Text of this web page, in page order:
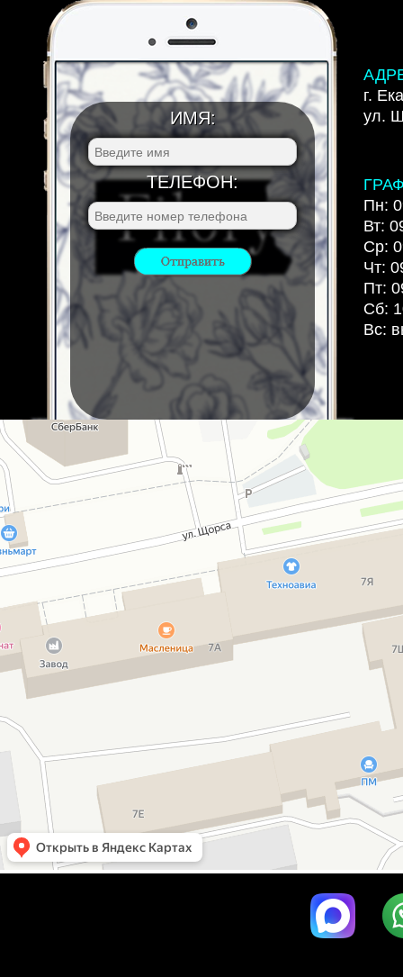
ИМЯ:
ТЕЛЕФОН:
г.
ул.
Пн:
Вт:
Ср:
Чт:
Пт:
Сб:
Вс: